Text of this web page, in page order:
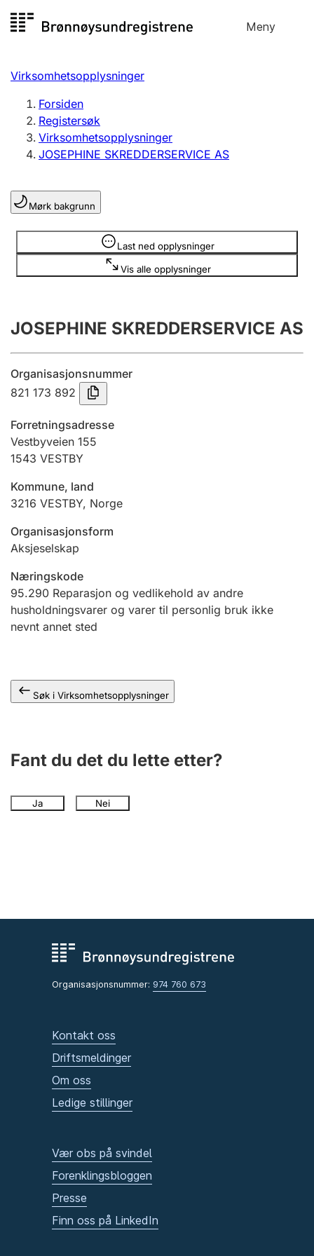
til
Meny
Registersøk
Aksjeselskap
Enkeltpersonforetak
Registrere, endre, slette
Lag og forening
Registrere, endre, slette
Årsregnskap
Innsending og forsinkelsesgebyr
Tinglysing
Jeger
Ektepaktveileder
Offentlig sektor
Virksomhetsopplysninger
Forsiden
Registersøk
Virksomhetsopplysninger
JOSEPHINE SKREDDERSERVICE AS
Mørk bakgrunn
Last ned opplysninger
Vis alle opplysninger
Opplysninger er skjult
JOSEPHINE SKREDDERSERVICE AS
Organisasjonsnummer
821 173 892
Forretningsadresse
Vestbyveien 155
1543 VESTBY
Kommune, land
3216 VESTBY, Norge
Organisasjonsform
Aksjeselskap
Næringskode
95.290 Reparasjon og vedlikehold av andre
husholdningsvarer og varer til personlig bruk ikke
nevnt annet sted
Søk i Virksomhetsopplysninger
Fant du det du lette etter?
Ja Nei
Organisasjonsnummer: 974 760 673
Kontakt oss
Driftsmeldinger
Om oss
Ledige stillinger
Vær obs på svindel
Forenklingsbloggen
Presse
Finn oss på LinkedIn